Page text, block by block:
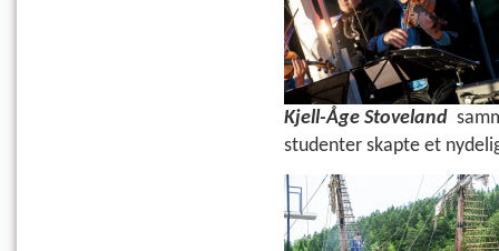
Kjell-Åge Stoveland
studenter skapte et